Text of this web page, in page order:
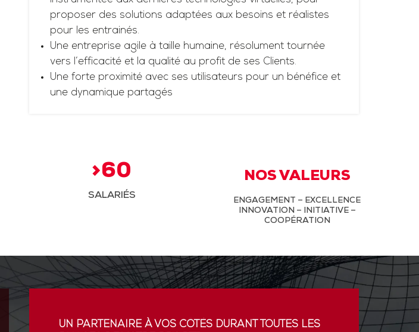
proposer des solutions adaptées aux besoins et réalistes
pour les entrainés.
Une entreprise agile à taille humaine, résolument tournée
vers l’efficacité et la qualité au profit de ses Clients.
Une forte proximité avec ses utilisateurs pour un bénéfice et
une dynamique partagés
>60
SALARIÉS
NOS VALEURS
ENGAGEMENT – EXCELLENCE
INNOVATION – INITIATIVE –
COOPÉRATION
UN PARTENAIRE À VOS CÔTÉS DURANT TOUTES LES